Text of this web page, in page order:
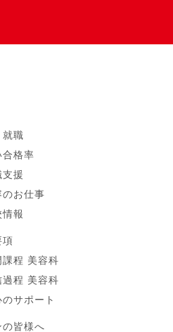
就職
合格率
支援
のお仕事
情報
項
課程 美容科
過程 美容科
サポート
の皆様へ